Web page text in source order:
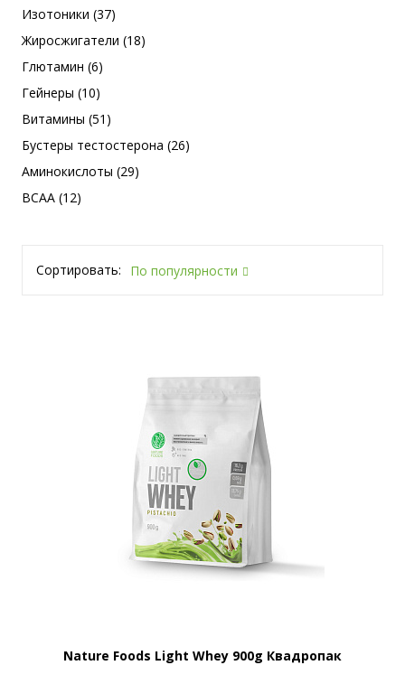
Изотоники (37)
Жиросжигатели (18)
Глютамин (6)
Гейнеры (10)
Витамины (51)
Бустеры тестостерона (26)
Аминокислоты (29)
BCAA (12)
Сортировать: По популярности
Nature Foods Light Whey 900g Квадропак